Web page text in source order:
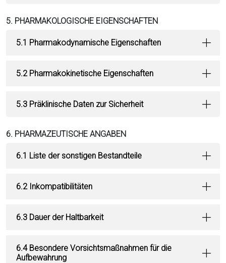
5. PHARMAKOLOGISCHE EIGENSCHAFTEN
5.1 Pharmakodynamische Eigenschaften
5.2 Pharmakokinetische Eigenschaften
5.3 Präklinische Daten zur Sicherheit
6. PHARMAZEUTISCHE ANGABEN
6.1 Liste der sonstigen Bestandteile
6.2 Inkompatibilitäten
6.3 Dauer der Haltbarkeit
6.4 Besondere Vorsichtsmaßnahmen für die
Aufbewahrung